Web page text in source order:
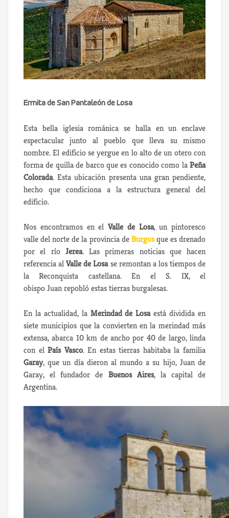
Ermita de San Pantaleón de Losa
Esta bella iglesia románica se halla en un enclave
espectacular junto al pueblo que lleva su mismo
nombre. El edificio se yergue en lo alto de un otero con
forma de quilla de barco que es conocido como laPeña
Colorada. Esta ubicación presenta una gran pendiente,
hecho que condiciona a la estructura general del
edificio.
Nos encontramos en el Valle de Losa, un pintoresco
valle del norte de la provincia deBurgosque es drenado
por el río Jerea. Las primeras noticias que hacen
referencia alValle de Losase remontan a los tiempos de
la Reconquista castellana. En el S. IX, el
obispo Juan repobló estas tierras burgalesas.
En la actualidad, la Merindad de Losaestá dividida en
siete municipios que la convierten en la merindad más
extensa, abarca 10 km de ancho por 40 de largo, linda
con elPaís Vasco. En estas tierras habitaba la familia
Garay, que un día dieron al mundo a su hijo, Juan de
Garay, el fundador de Buenos Aires, la capital de
Argentina.